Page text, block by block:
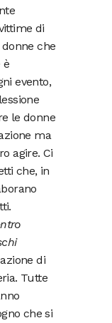
di
che
è
evento,
le donne
ma
agire. Ci
che, in
di
Tutte
che si